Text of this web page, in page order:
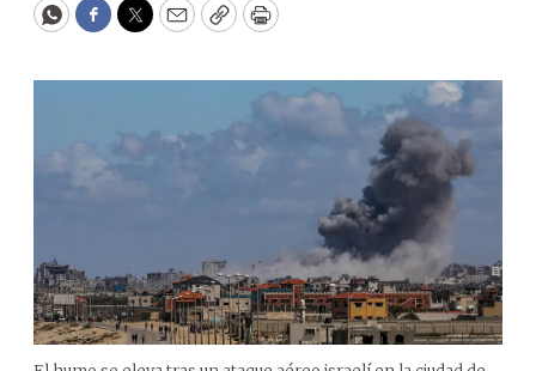
WhatsApp
Facebook
Twitter
EmailCopyPrint